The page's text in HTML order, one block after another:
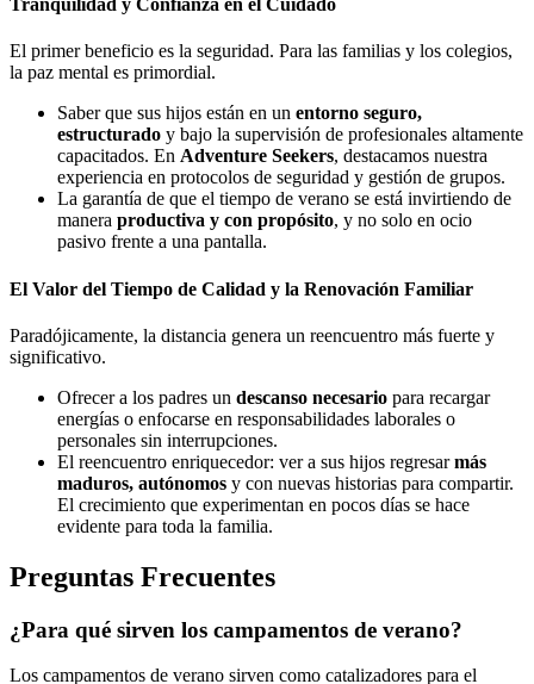
Tranquilidad y Confianza en el Cuidado
El primer beneficio es la seguridad. Para las familias y los colegios,
la paz mental es primordial.
Saber que sus hijos están en un entorno seguro,
estructurado y bajo la supervisión de profesionales altamente
capacitados. En Adventure Seekers, destacamos nuestra
experiencia en protocolos de seguridad y gestión de grupos.
La garantía de que el tiempo de verano se está invirtiendo de
manera productiva y con propósito, y no solo en ocio
pasivo frente a una pantalla.
El Valor del Tiempo de Calidad y la Renovación Familiar
Paradójicamente, la distancia genera un reencuentro más fuerte y
significativo.
Ofrecer a los padres un descanso necesario para recargar
energías o enfocarse en responsabilidades laborales o
personales sin interrupciones.
El reencuentro enriquecedor: ver a sus hijos regresarmás
maduros, autónomos y con nuevas historias para compartir.
El crecimiento que experimentan en pocos días se hace
evidente para toda la familia.
Preguntas Frecuentes
¿Para qué sirven los campamentos de verano?
Los campamentos de verano sirven como catalizadores para el